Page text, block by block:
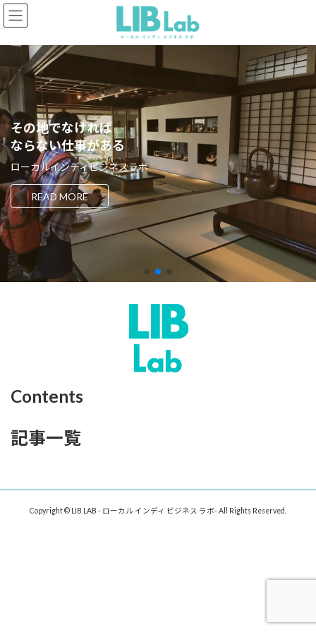
コ
ン
ン
ス
キ
ッ
プ
ナ
ビ
ー
ン
に
移
動その地でなければ
ならない仕事がある
ローカルインディビジネスラボ
READ MORE
Contents
記事一覧
Copyright © LIB LAB - ローカル インディ ビジネス ラボ- All Rights Reserved.